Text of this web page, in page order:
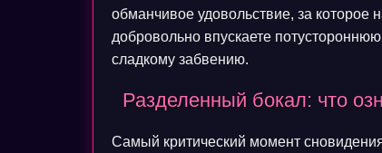
обманчивое удовольствие, за которое
добровольно впускаете
сладкому забвению.
Разделенный бокал: что
Самый критический момент